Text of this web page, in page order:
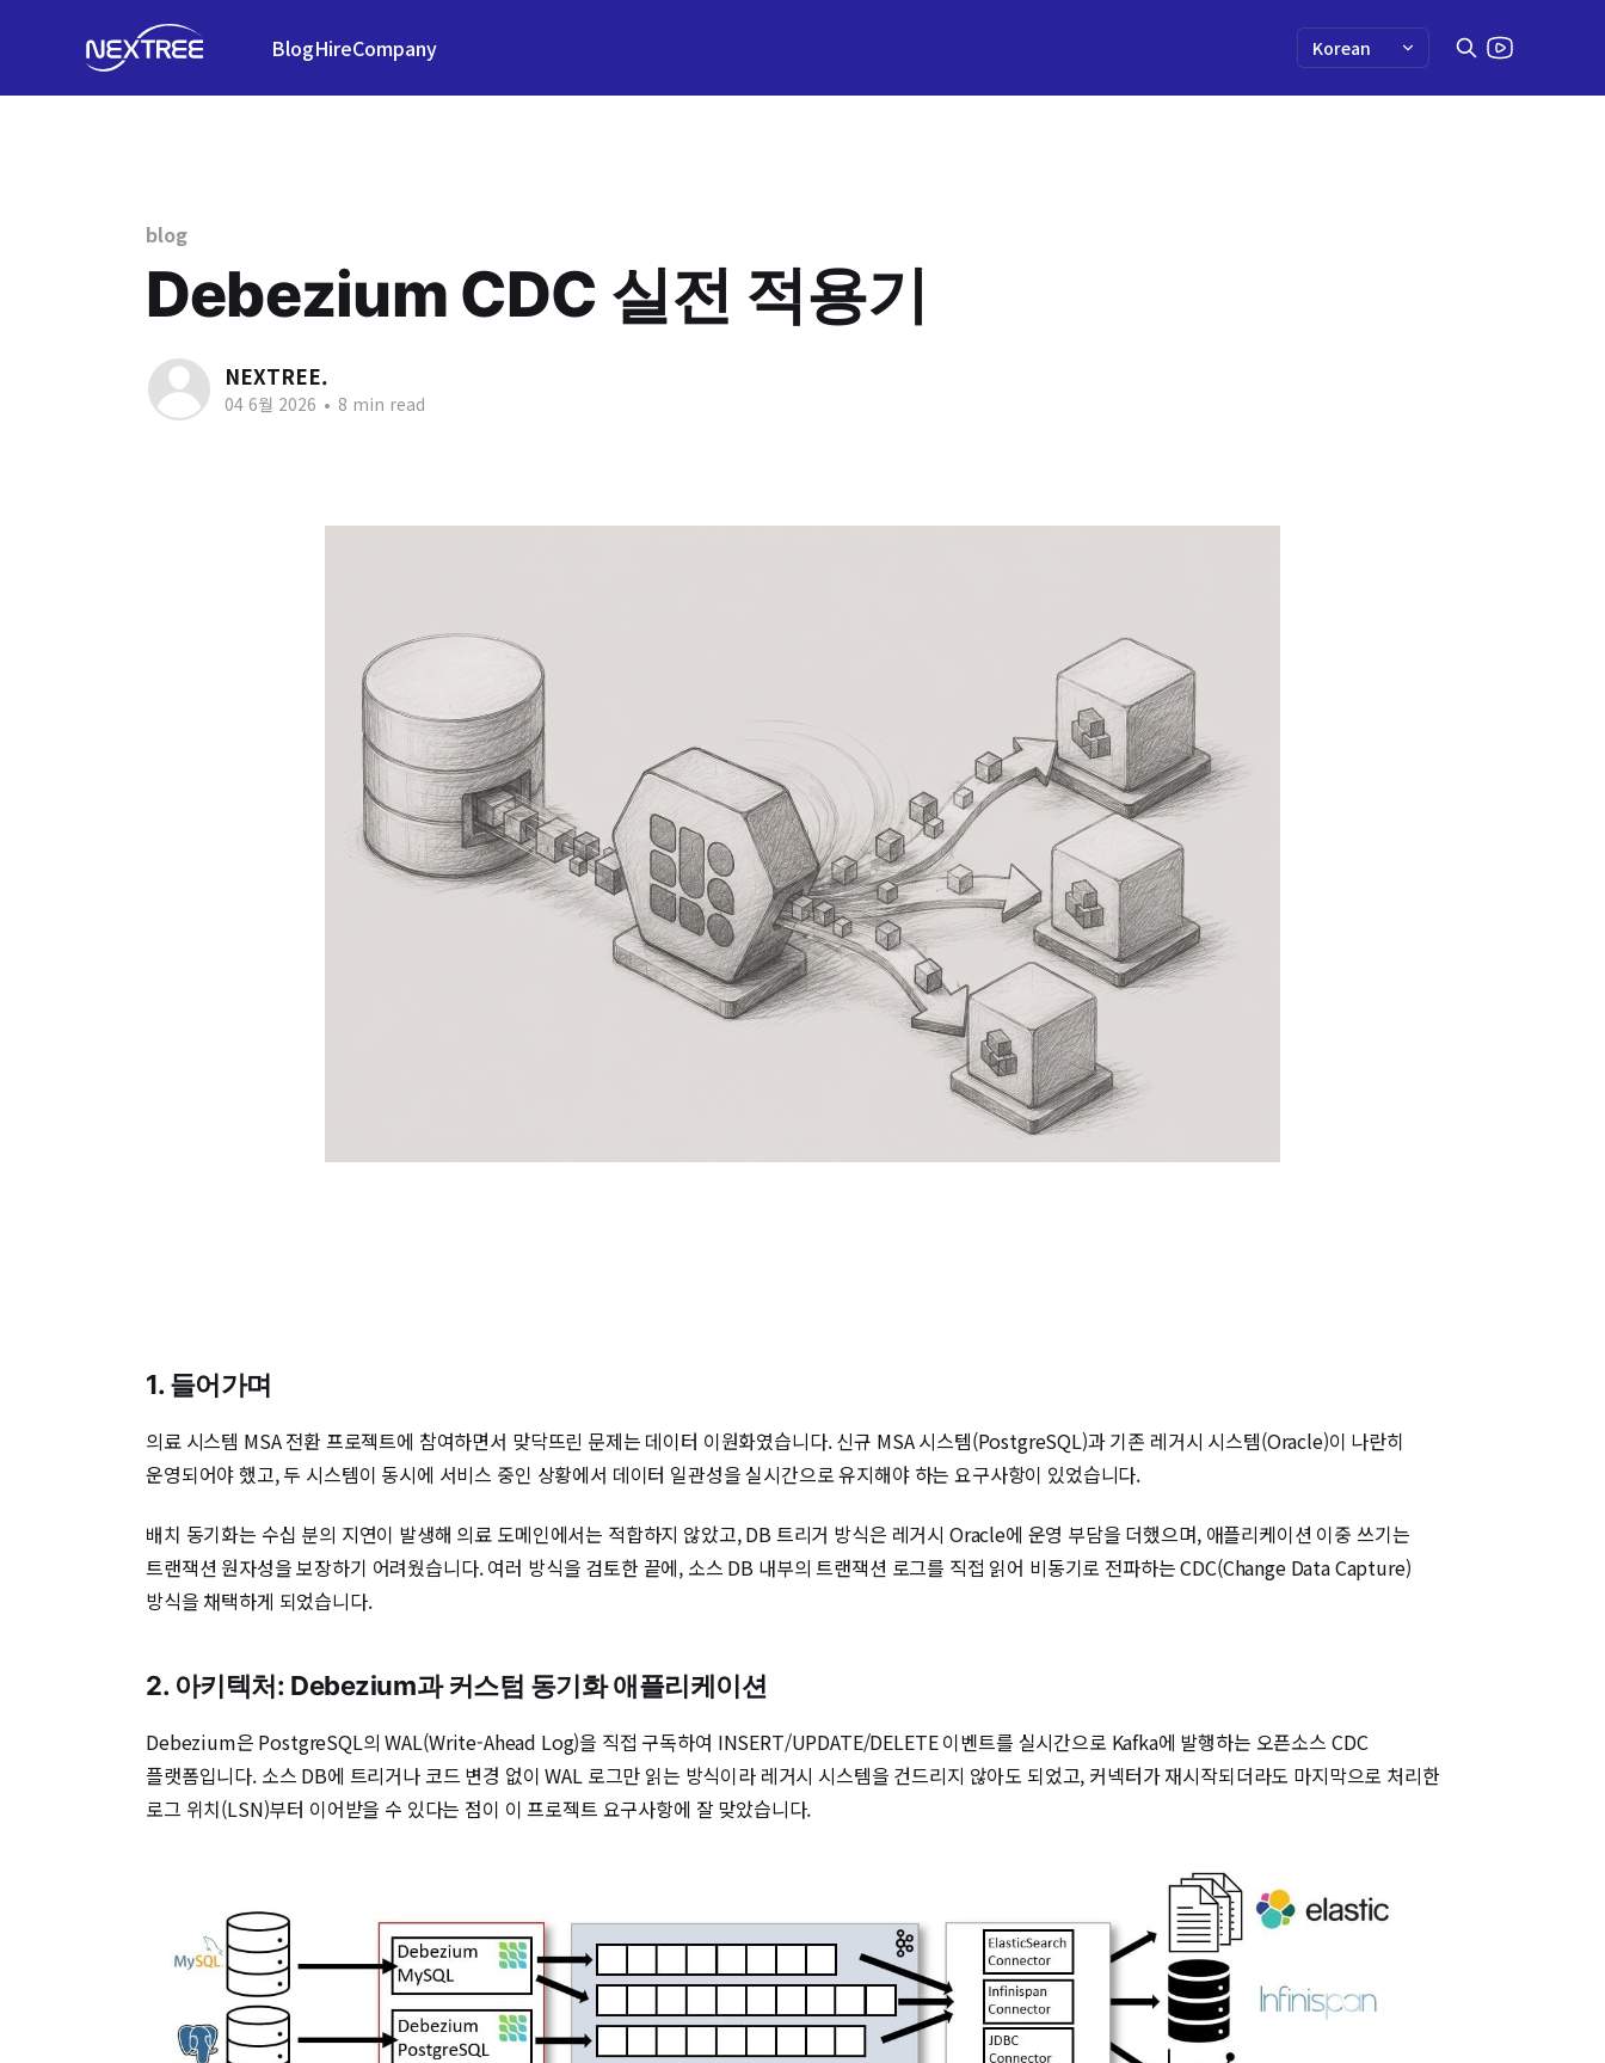
BlogHireCompany
blog
Debezium CDC 실전 적용기
NEXTREE.
04 6월 2026 • 8 min read
1. 들어가며
의료 시스템 MSA 전환 프로젝트에 참여하면서 맞닥뜨린 문제는 데이터 이원화였습니다. 신규 MSA 시스템(PostgreSQL)과 기존 레거시 시스템(Oracle)이 나란히
운영되어야 했고, 두 시스템이 동시에 서비스 중인 상황에서 데이터 일관성을 실시간으로 유지해야 하는 요구사항이 있었습니다.
배치 동기화는 수십 분의 지연이 발생해 의료 도메인에서는 적합하지 않았고, DB 트리거 방식은 레거시 Oracle에 운영 부담을 더했으며, 애플리케이션 이중 쓰기는
트랜잭션 원자성을 보장하기 어려웠습니다. 여러 방식을 검토한 끝에, 소스 DB 내부의 트랜잭션 로그를 직접 읽어 비동기로 전파하는 CDC(Change Data Capture)
방식을 채택하게 되었습니다.
2. 아키텍처: Debezium과 커스텀 동기화 애플리케이션
Debezium은 PostgreSQL의 WAL(Write-Ahead Log)을 직접 구독하여 INSERT/UPDATE/DELETE 이벤트를 실시간으로 Kafka에 발행하는 오픈소스 CDC
플랫폼입니다. 소스 DB에 트리거나 코드 변경 없이 WAL 로그만 읽는 방식이라 레거시 시스템을 건드리지 않아도 되었고, 커넥터가 재시작되더라도 마지막으로 처리한
로그 위치(LSN)부터 이어받을 수 있다는 점이 이 프로젝트 요구사항에 잘 맞았습니다.